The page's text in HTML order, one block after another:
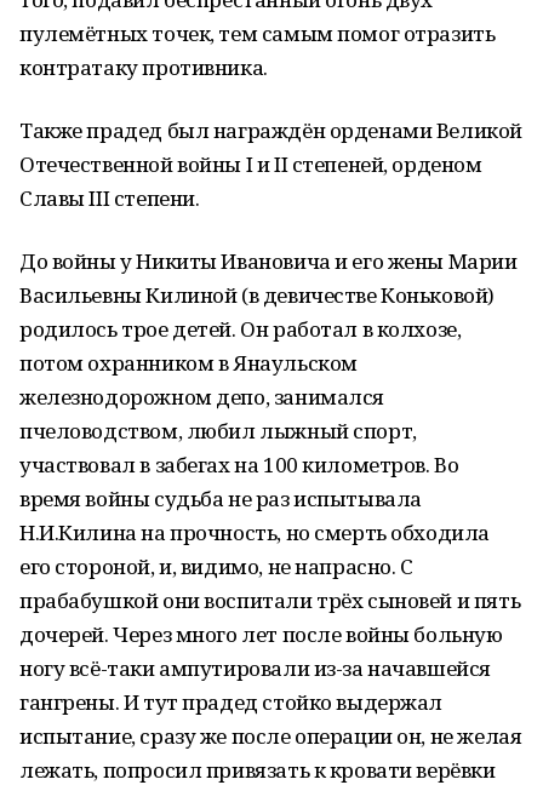
пулемётных точек, тем самым помог отразить
контратаку противника.
Также прадед был награждён орденами Великой
Отечественной войны I и II степеней, орденом
Славы III степени.
До войны у Никиты Ивановича и его жены Марии
Васильевны Килиной (в девичестве Коньковой)
родилось трое детей. Он работал в колхозе,
потом охранником в Янаульском
железнодорожном депо, занимался
пчеловодством, любил лыжный спорт,
участвовал в забегах на 100 километров. Во
время войны судьба не раз испытывала
Н.И.Килина на прочность, но смерть обходила
его стороной, и, видимо, не напрасно. С
прабабушкой они воспитали трёх сыновей и пять
дочерей. Через много лет после войны больную
ногу всё-таки ампутировали из-за начавшейся
гангрены. И тут прадед стойко выдержал
испытание, сразу же после операции он, не желая
лежать, попросил привязать к кровати верёвки